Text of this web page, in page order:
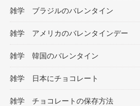
雑学 ブラジルのバレンタイン
雑学 アメリカのバレンタインデー
雑学 韓国のバレンタイン
雑学 日本にチョコレート
雑学 チョコレートの保存方法